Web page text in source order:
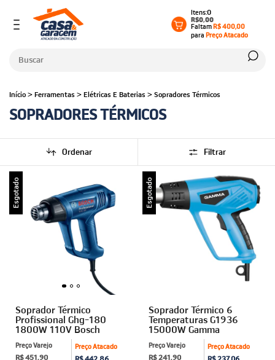
0
R$0,00
FaltamR$ 400,00
paraPreço Atacado
Início > Ferramentas > Elétricas E Baterias > Sopradores Térmicos
SOPRADORES TÉRMICOS
Ordenar Filtrar
Esgotado
Soprador Térmico
Profissional Ghg-180
1800W 110V Bosch
Preço Atacado
Preço Varejo
R$ 451,90
Esgotado
Soprador Térmico 6
Temperaturas G1936
15000W Gamma
Preço Atacado
Preço Varejo
R$ 241,90